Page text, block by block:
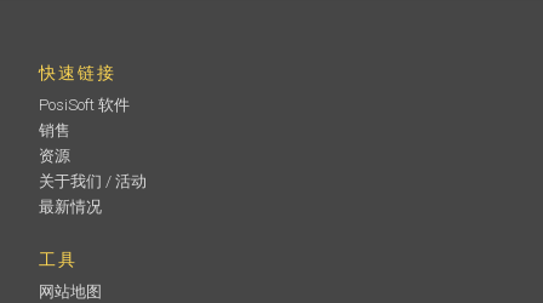
快速链接
PosiSoft 软件
销售
资源
关于我们 / 活动
最新情况
工具
网站地图